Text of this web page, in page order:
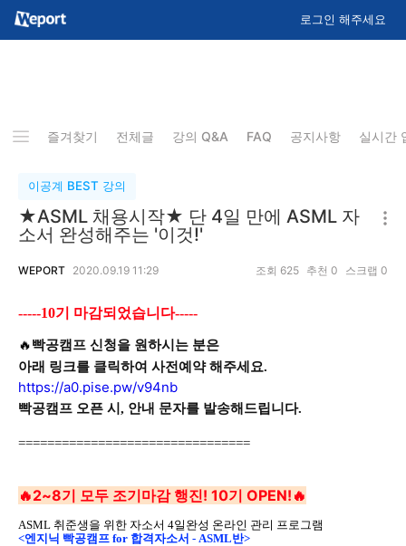
로그인 해주세요
즐겨찾기 전체글 강의 Q&A FAQ 공지사항 실시간
이공계 BEST 강의
★ASML 채용시작★ 단 4일 만에 ASML 자
소서 완성해주는 '이것!'
WEPORT 2020.09.19 11:29 조회 625 추천 0 스크랩 0
-----10기 마감되었습니다-----
🔥빡공캠프 신청을 원하시는 분은
아래 링크를 클릭하여 사전예약 해주세요.
https://a0.pise.pw/v94nb
빡공캠프 오픈 시, 안내 문자를 발송해드립니다.
================================
🔥2~8기 모두 조기마감 행진! 10기 OPEN!🔥
ASML 취준생을 위한 자소서 4일완성 온라인 관리 프로그램
<엔지닉 빡공캠프 for 합격자소서 - ASML반>